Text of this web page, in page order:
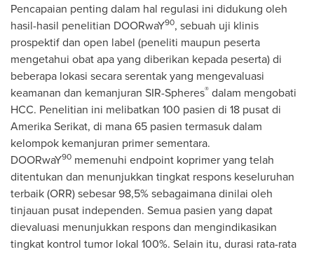
Pencapaian penting dalam hal regulasi ini didukung oleh
hasil-hasil penelitian DOORwaY90, sebuah uji klinis
prospektif dan open label (peneliti maupun peserta
mengetahui obat apa yang diberikan kepada peserta) di
beberapa lokasi secara serentak yang mengevaluasi
keamanan dan kemanjuran SIR-Spheres® dalam mengobati
HCC. Penelitian ini melibatkan 100 pasien di 18 pusat di
Amerika Serikat, di mana 65 pasien termasuk dalam
kelompok kemanjuran primer sementara.
DOORwaY90 memenuhi endpoint koprimer yang telah
ditentukan dan menunjukkan tingkat respons keseluruhan
terbaik (ORR) sebesar 98,5% sebagaimana dinilai oleh
tinjauan pusat independen. Semua pasien yang dapat
dievaluasi menunjukkan respons dan mengindikasikan
tingkat kontrol tumor lokal 100%. Selain itu, durasi rata-rata